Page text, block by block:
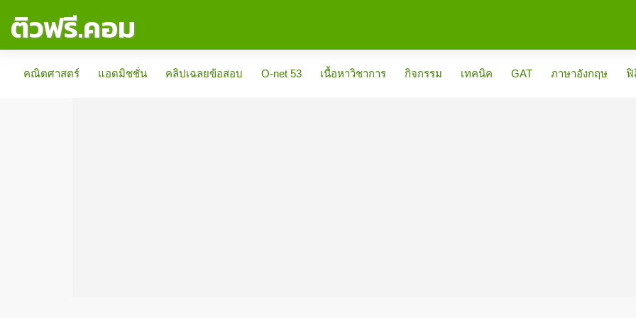
ติวฟรี.คอม
คณิตศาสตร์
แอดมิชชั่น คลิปเฉลยข้อสอบ O-net 53 เนื้อหาวิชาการ กิจกรรม เทคนิค GAT ภาษาอังกฤษ ฟิ